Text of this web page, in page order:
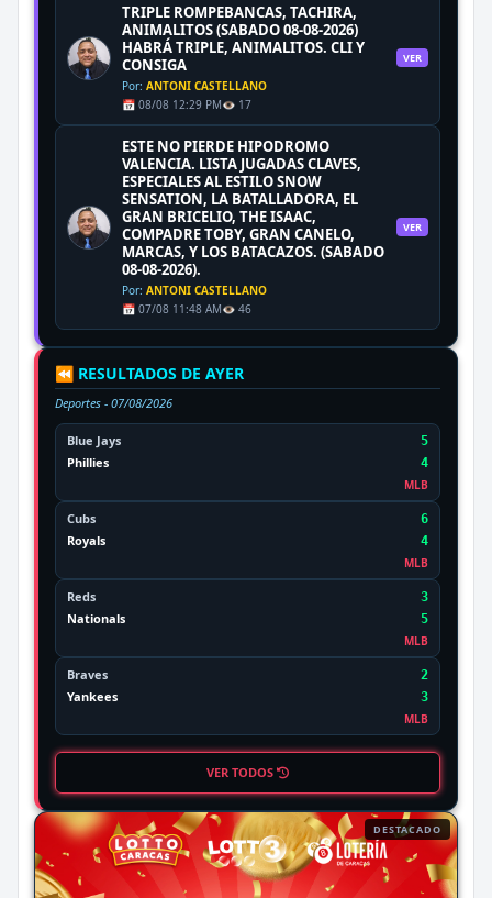
TRIPLE ROMPEBANCAS, TACHIRA,
ANIMALITOS (SABADO 08-08-2026)
HABRÁ TRIPLE, ANIMALITOS. CLI Y
CONSIGA
Por: ANTONI CASTELLANO
📅 08/08 12:29 PM👁️ 17
VER
ESTE NO PIERDE HIPODROMO
VALENCIA. LISTA JUGADAS CLAVES,
ESPECIALES AL ESTILO SNOW
SENSATION, LA BATALLADORA, EL
GRAN BRICELIO, THE ISAAC,
COMPADRE TOBY, GRAN CANELO,
MARCAS, Y LOS BATACAZOS. (SABADO
08-08-2026).
Por: ANTONI CASTELLANO
📅 07/08 11:48 AM👁️ 46
VER
⏪ RESULTADOS DE AYER
Deportes - 07/08/2026
Blue Jays 5
Phillies
4
MLB
Cubs 6
Royals
4
MLB
Reds 3
Nationals
5
MLB
Braves 2
Yankees
3
MLB
VER TODOS
DESTACADO